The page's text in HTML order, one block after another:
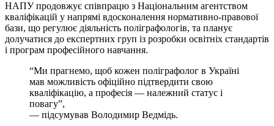
НАПУ продовжує співпрацю з Національним агентством
кваліфікацій у напрямі вдосконалення нормативно-правової
бази, що регулює діяльність поліграфологів, та планує
долучатися до експертних груп із розробки освітніх стандартів
і програм професійного навчання.
“Ми прагнемо, щоб кожен поліграфолог в Україні
мав можливість офіційно підтвердити свою
кваліфікацію, а професія — належний статус і
повагу”,
— підсумував Володимир Ведмідь.